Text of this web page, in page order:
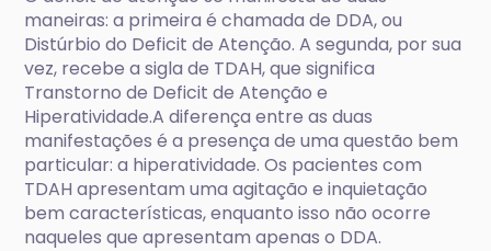
maneiras: a primeira é chamada de DDA, ou
Distúrbio do Deficit de Atenção. A segunda, por sua
vez, recebe a sigla de TDAH, que significa
Transtorno de Deficit de Atenção e
Hiperatividade.A diferença entre as duas
manifestações é a presença de uma questão bem
particular: a hiperatividade. Os pacientes com
TDAH apresentam uma agitação e inquietação
bem características, enquanto isso não ocorre
naqueles que apresentam apenas o DDA.